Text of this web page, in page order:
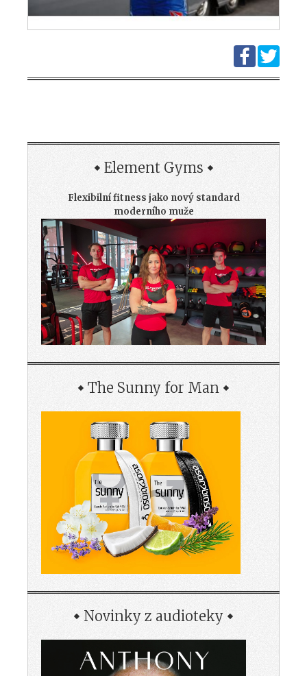
Element Gyms
Flexibilní fitness jako nový standard
moderního muže
The Sunny for Man
Novinky z audioteky